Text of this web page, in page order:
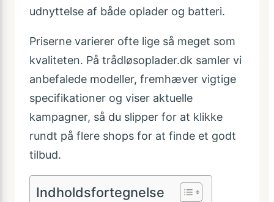
udnyttelse af både oplader og batteri.
Priserne varierer ofte lige så meget som
kvaliteten. På trådløsoplader.dk samler vi
anbefalede modeller, fremhæver vigtige
specifikationer og viser aktuelle
kampagner, så du slipper for at klikke
rundt på flere shops for at finde et godt
tilbud.
Indholdsfortegnelse